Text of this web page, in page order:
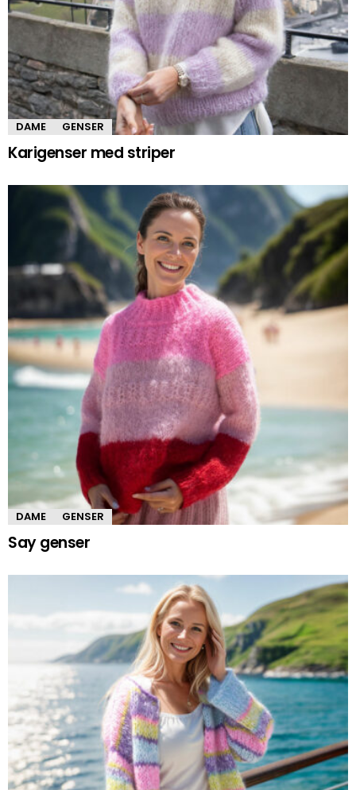
DAME GENSER
Karigenser med striper
DAME GENSER
Say genser